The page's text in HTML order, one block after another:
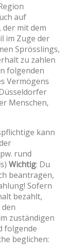
auf
mit dem
im Zuge der
Sprösslings,
zu zahlen
folgenden
Vermögens
Menschen,
kann
rund
Wichtig: Du
beantragen,
Sofern
bezahlt,
zuständigen
folgende
beglichen: